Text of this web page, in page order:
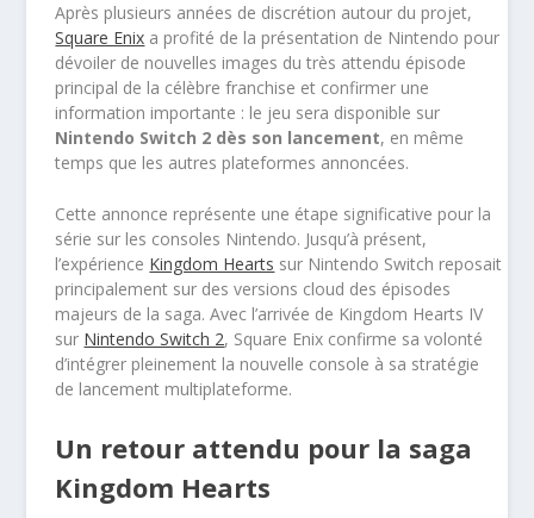
Après plusieurs années de discrétion autour du projet,
Square Enix a profité de la présentation de Nintendo pour
dévoiler de nouvelles images du très attendu épisode
principal de la célèbre franchise et confirmer une
information importante : le jeu sera disponible sur
Nintendo Switch 2 dès son lancement, en même
temps que les autres plateformes annoncées.
Cette annonce représente une étape significative pour la
série sur les consoles Nintendo. Jusqu’à présent,
l’expérience Kingdom Hearts sur Nintendo Switch reposait
principalement sur des versions cloud des épisodes
majeurs de la saga. Avec l’arrivée de Kingdom Hearts IV
sur Nintendo Switch 2, Square Enix confirme sa volonté
d’intégrer pleinement la nouvelle console à sa stratégie
de lancement multiplateforme.
Un retour attendu pour la saga
Kingdom Hearts